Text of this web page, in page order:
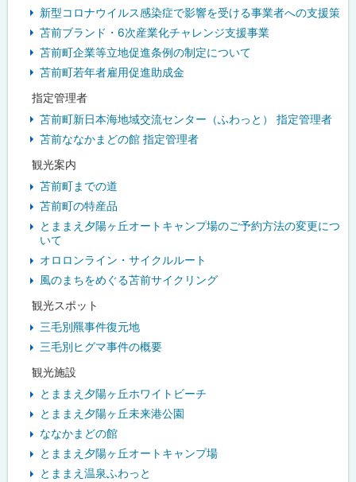
新型コロナウイルス感染症で影響を受ける事業者への支援策
苫前ブランド・6次産業化チャレンジ支援事業
苫前町企業等立地促進条例の制定について
苫前町若年者雇用促進助成金
指定管理者
苫前町新日本海地域交流センター（ふわっと） 指定管理者
苫前ななかまどの館 指定管理者
観光案内
苫前町までの道
苫前町の特産品
とままえ夕陽ヶ丘オートキャンプ場のご予約方法の変更につ
いて
オロロンライン・サイクルルート
風のまちをめぐる苫前サイクリング
観光スポット
三毛別羆事件復元地
三毛別ヒグマ事件の概要
観光施設
とままえ夕陽ヶ丘ホワイトビーチ
とままえ夕陽ヶ丘未来港公園
ななかまどの館
とままえ夕陽ヶ丘オートキャンプ場
とままえ温泉ふわっと